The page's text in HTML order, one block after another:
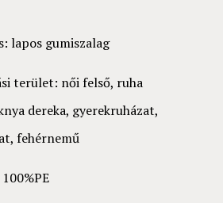
lapos gumiszalag
terület: női felső, ruha
dereka, gyerekruházat,
fehérnemű